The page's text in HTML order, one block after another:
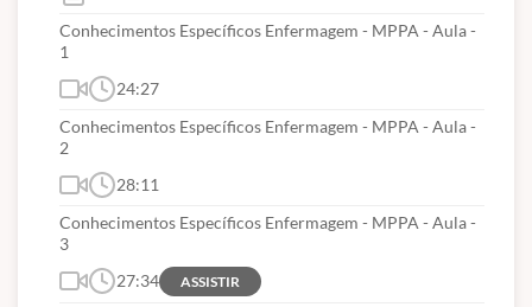
O QUE VEM NO MINICURSO?
Minicurso
aulas gravadas para assistir quantas vezes
quiser;
Carga horária de Xhora e Minutos;
Todo material de apoio em PDF para download;
Conhecimentos Específicos Enfermagem - MPPA - Aula -
1
24:27
Conhecimentos Específicos Enfermagem - MPPA - Aula -
2
28:11
Conhecimentos Específicos Enfermagem - MPPA - Aula -
3
27:34
ASSISTIR